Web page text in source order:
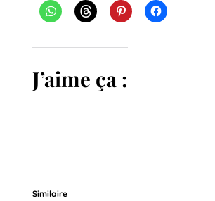
J’aime ça :
Similaire